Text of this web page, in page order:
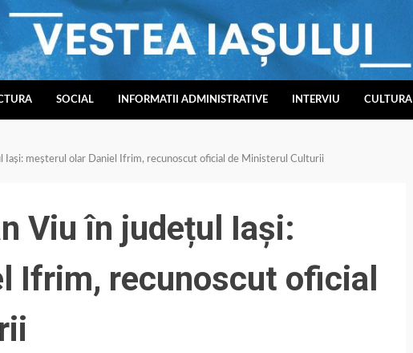
SOCIAL INFORMATII ADMINISTRATIVE INTERVIU CULTURA
Iași: meșterul olar Daniel Ifrim, recunoscut oficial de Ministerul Culturii
Viu în județul Iași:
Ifrim, recunoscut oficial